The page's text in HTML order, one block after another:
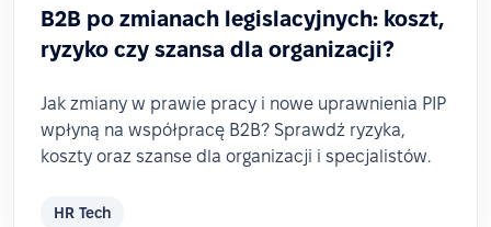
B2B po zmianach legislacyjnych: koszt,
ryzyko czy szansa dla organizacji?
Jak zmiany w prawie pracy i nowe uprawnienia PIP
wpłyną na współpracę B2B? Sprawdź ryzyka,
koszty oraz szanse dla organizacji i specjalistów.
HR Tech